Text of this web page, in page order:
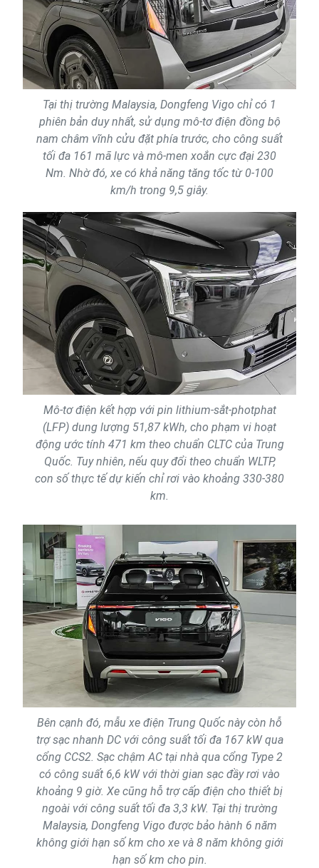
Tại thị trường Malaysia, Dongfeng Vigo chỉ có 1
phiên bản duy nhất, sử dụng mô-tơ điện đồng bộ
nam châm vĩnh cửu đặt phía trước, cho công suất
tối đa 161 mã lực và mô-men xoắn cực đại 230
Nm. Nhờ đó, xe có khả năng tăng tốc từ 0-100
km/h trong 9,5 giây.
Mô-tơ điện kết hợp với pin lithium-sắt-photphat
(LFP) dung lượng 51,87 kWh, cho phạm vi hoạt
động ước tính 471 km theo chuẩn CLTC của Trung
Quốc. Tuy nhiên, nếu quy đổi theo chuẩn WLTP,
con số thực tế dự kiến chỉ rơi vào khoảng 330-380
km.
Bên cạnh đó, mẫu xe điện Trung Quốc này còn hỗ
trợ sạc nhanh DC với công suất tối đa 167 kW qua
cổng CCS2. Sạc chậm AC tại nhà qua cổng Type 2
có công suất 6,6 kW với thời gian sạc đầy rơi vào
khoảng 9 giờ. Xe cũng hỗ trợ cấp điện cho thiết bị
ngoài với công suất tối đa 3,3 kW. Tại thị trường
Malaysia, Dongfeng Vigo được bảo hành 6 năm
không giới hạn số km cho xe và 8 năm không giới
hạn số km cho pin.